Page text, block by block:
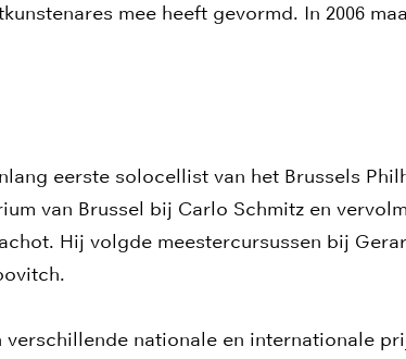
mee heeft gevormd. In 2006
eerste solocellist van het Brussels
van Brussel bij Carlo Schmitz en
Hij volgde meestercursussen bij
verschillende nationale en internationale